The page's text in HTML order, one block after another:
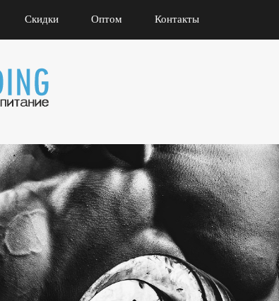
Скидки Оптом Контакты